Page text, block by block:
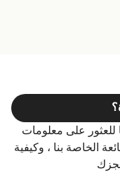
للعثور على معلومات
الخاصة بنا ، وكيفية